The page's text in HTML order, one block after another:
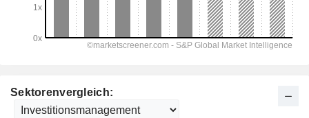
Sektorenvergleich: